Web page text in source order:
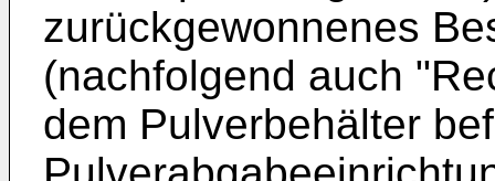
zurückgewonnenes
(nachfolgend auch
dem Pulverbehälter